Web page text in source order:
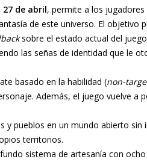
27 de abril, permite a los
de este universo. El objetivo
sobre el estado actual del
las señas de identidad que le
basado en la habilidad (non-
Además, el juego vuelve a
y pueblos en un mundo abierto sin
territorios.
sistema de artesanía con